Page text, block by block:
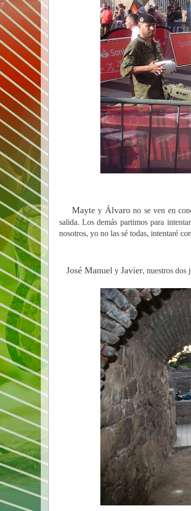
Maytey Álvarono se ven en
salida. Los demás partimos para
nosotros, yo no las sé todas, intentaré
José Manuely Javier, nuestros dos